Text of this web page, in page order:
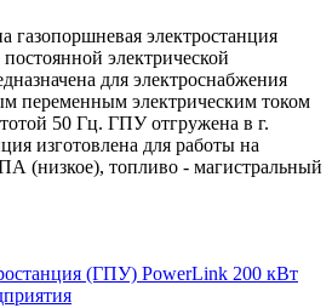
газопоршневая электростанция
электрической
для электроснабжения
переменным электрическим током
50 Гц. ГПУ отгружена в г.
изготовлена для работы на
(низкое), топливо - магистральный